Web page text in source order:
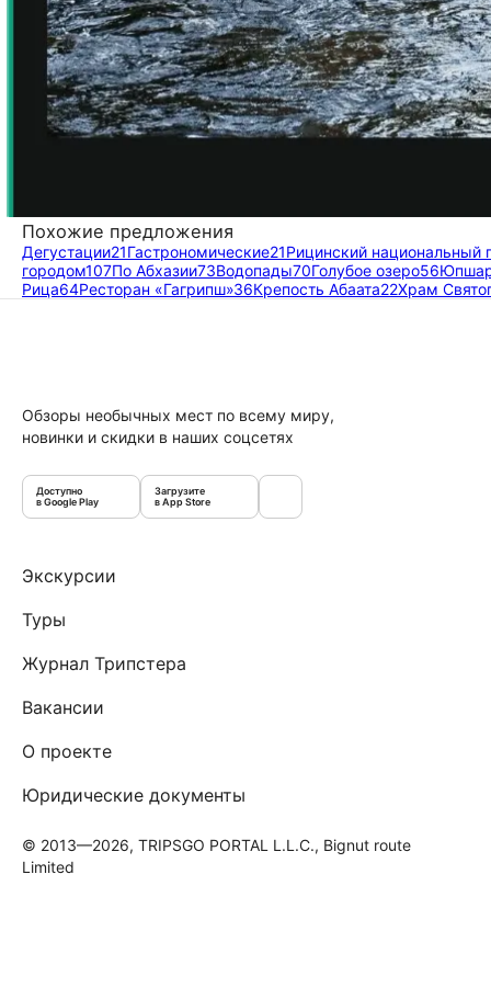
Похожие предложения
Дегустации21Гастрономические21Рицинский национальный
городом107По Абхазии73Водопады70Голубое озеро56
Рица64Ресторан «Гагрипш»36Крепость Абаата22Храм
Обзоры необычных мест по всему миру,
новинки и скидки в наших соцсетях
Доступно
в Google Play
Загрузите
в App Store
Экскурсии
Туры
Журнал Трипстера
Вакансии
О проекте
Юридические документы
© 2013—2026, TRIPSGO PORTAL L.L.C., Bignut route
Limited